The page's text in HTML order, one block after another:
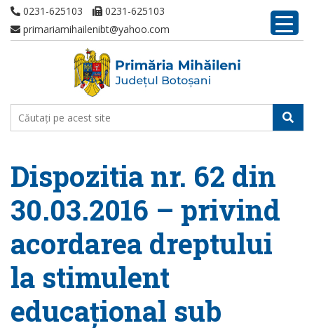
0231-625103
0231-625103
primariamihailenibt@yahoo.com
Dispozitia nr. 62 din
30.03.2016 – privind
acordarea dreptului
la stimulent
educațional sub